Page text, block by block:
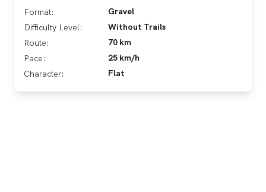
Format:
Gravel
Difficulty Level:
Without Trails
Route:
70 km
Pace:
25 km/h
Character:
Flat